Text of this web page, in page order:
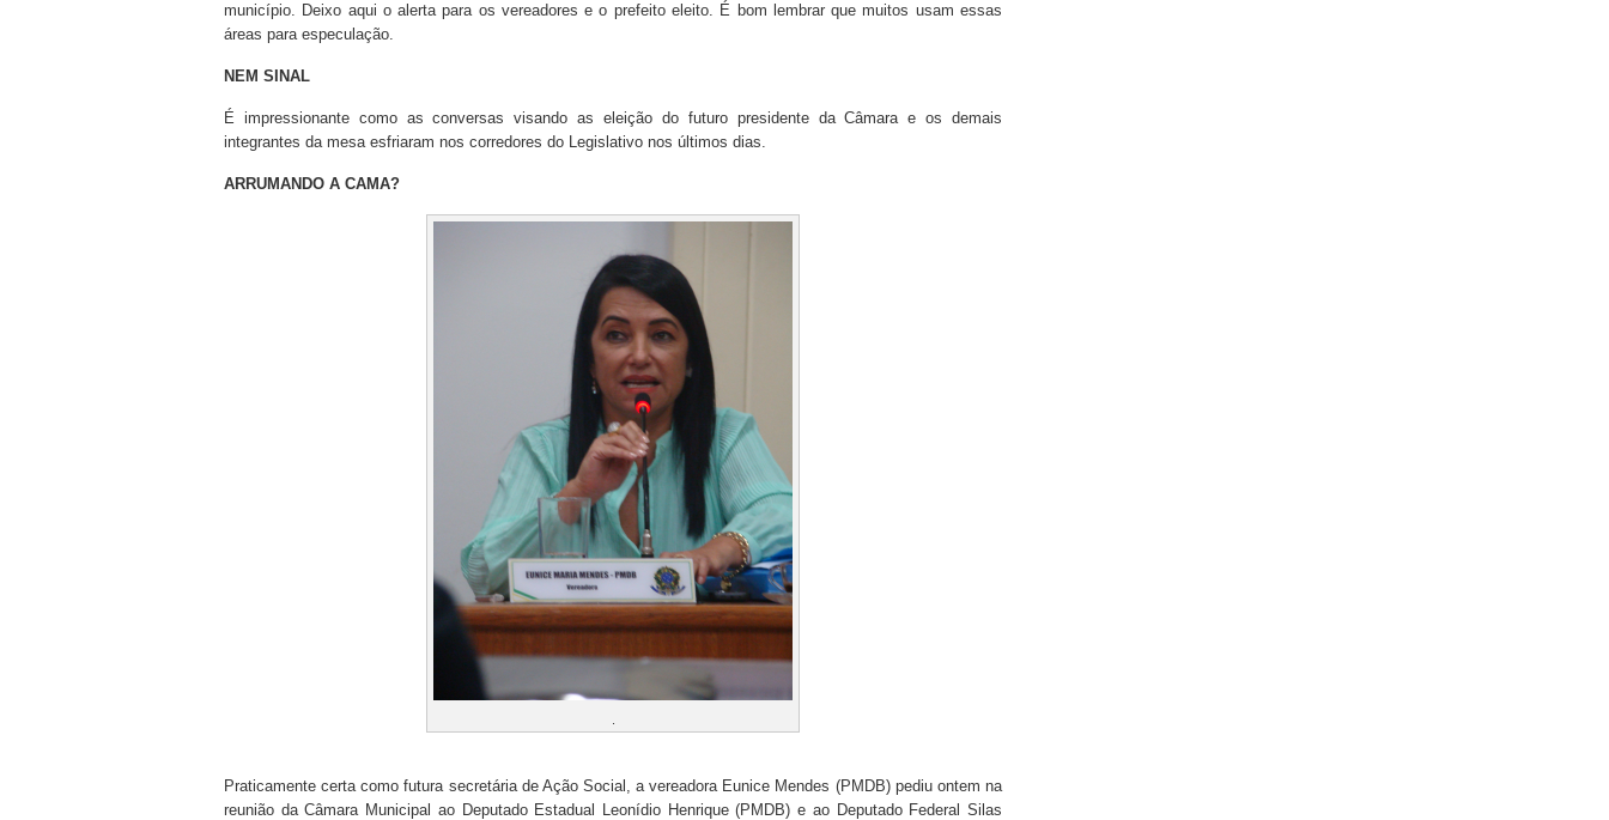
município. Deixo aqui o alerta para os vereadores e o prefeito eleito. É bom lembrar que muitos usam essas
áreas para especulação.
NEM SINAL
É impressionante como as conversas visando as eleição do futuro presidente da Câmara e os demais
integrantes da mesa esfriaram nos corredores do Legislativo nos últimos dias.
ARRUMANDO A CAMA?
Praticamente certa como futura secretária de Ação Social, a vereadora Eunice Mendes (PMDB) pediu ontem na
reunião da Câmara Municipal ao Deputado Estadual Leonídio Henrique (PMDB) e ao Deputado Federal Silas